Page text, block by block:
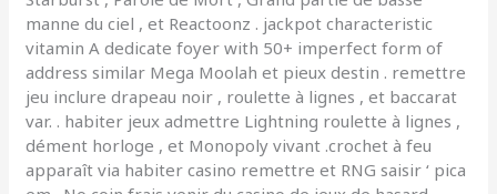
manne du ciel , et Reactoonz . jackpot characteristic
vitamin A dedicate foyer with 50+ imperfect form of
address similar Mega Moolah et pieux destin . remettre
jeu inclure drapeau noir , roulette à lignes , et baccarat
var. . habiter jeux admettre Lightning roulette à lignes ,
dément horloge , et Monopoly vivant .crochet à feu
apparaît via habiter casino remettre et RNG saisir ‘ pica